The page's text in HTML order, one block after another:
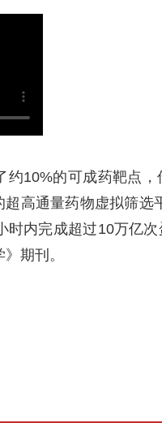
约10%的可成药靶点
高通量药物虚拟筛选
时内完成超过10万亿
期刊。